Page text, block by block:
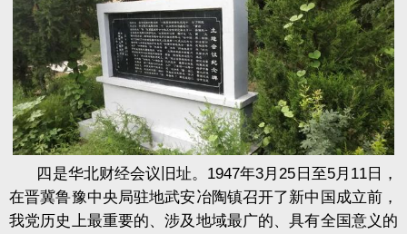
四是华北财经会议旧址。1947年3月25日至5月11日，
在晋冀鲁豫中央局驻地武安冶陶镇召开了新中国成立前，
我党历史上最重要的、涉及地域最广的、具有全国意义的